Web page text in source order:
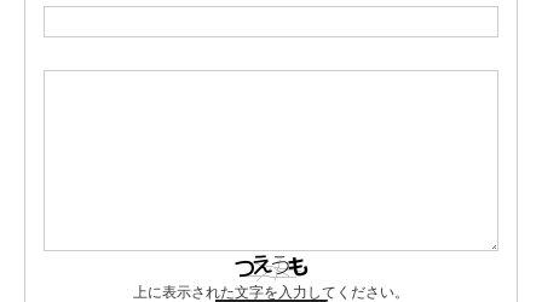
上に表示された文字を入力してください。